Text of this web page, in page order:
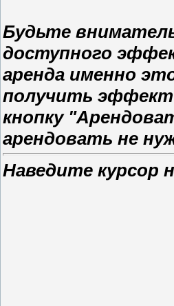
Будьте
доступного
аренда именно
получить эффект
кнопку
арендовать не
Наведите курсор